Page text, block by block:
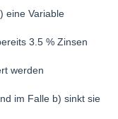
Steigungen (= hohe
ein (wollen besser
eine Variable
3.5 % Zinsen
werden
im Falle b) sinkt sie